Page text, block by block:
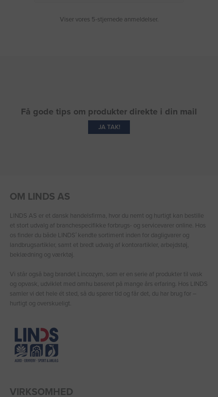
Viser vores 5-stjernede anmeldelser.
Få gode tips om produkter direkte i din mail
JA TAK!
OM LINDS AS
LINDS AS er et dansk handelsfirma, hvor du nemt og hurtigt kan bestille
et stort udvalg af branchespecifikke forbrugs- og servicevarer online. Hos
os finder du både LINDS′ kendte sortiment inden for dagligvarer og
landbrugsartikler, samt et bredt udvalg af kontorartikler, arbejdstøj,
beklædning og værktøj.
Vi står også bag brandet Lincozym, som er en serie af produkter til vask
og opvask, udviklet med omhu baseret på mange års erfaring. Hos LINDS
samler vi det hele ét sted, så du sparer tid og får det, du har brug for –
hurtigt og overskueligt.
VIRKSOMHED